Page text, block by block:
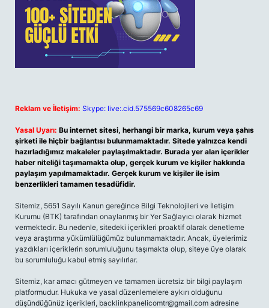
Reklam ve İletişim: Skype: live:.cid.575569c608265c69
Yasal Uyarı: Bu internet sitesi, herhangi bir marka, kurum veya şahıs
şirketi ile hiçbir bağlantısı bulunmamaktadır. Sitede yalnızca kendi
hazırladığımız makaleler paylaşılmaktadır. Burada yer alan içerikler
haber niteliği taşımamakta olup, gerçek kurum ve kişiler hakkında
paylaşım yapılmamaktadır. Gerçek kurum ve kişiler ile isim
benzerlikleri tamamen tesadüfidir.
Sitemiz, 5651 Sayılı Kanun gereğince Bilgi Teknolojileri ve İletişim
Kurumu (BTK) tarafından onaylanmış bir Yer Sağlayıcı olarak hizmet
vermektedir. Bu nedenle, sitedeki içerikleri proaktif olarak denetleme
veya araştırma yükümlülüğümüz bulunmamaktadır. Ancak, üyelerimiz
yazdıkları içeriklerin sorumluluğunu taşımakta olup, siteye üye olarak
bu sorumluluğu kabul etmiş sayılırlar.
Sitemiz, kar amacı gütmeyen ve tamamen ücretsiz bir bilgi paylaşım
platformudur. Hukuka ve yasal düzenlemelere aykırı olduğunu
düşündüğünüz içerikleri, backlinkpanelicomtr@gmail.com adresine